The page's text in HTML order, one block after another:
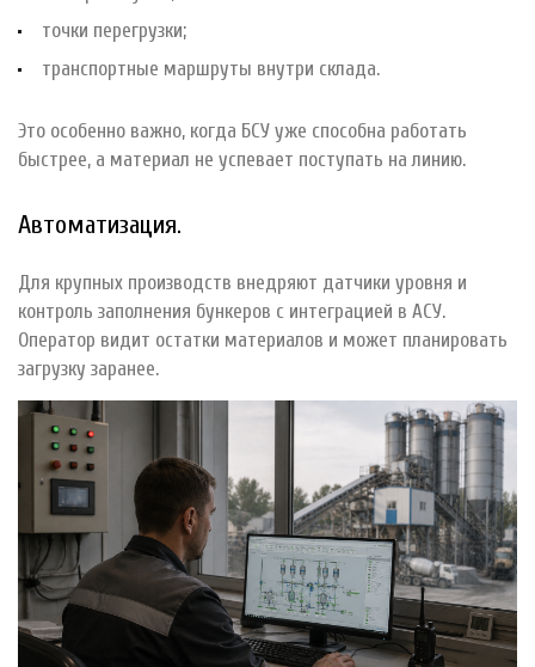
точки перегрузки;
транспортные маршруты внутри склада.
Это особенно важно, когда БСУ уже способна работать
быстрее, а материал не успевает поступать на линию.
Автоматизация.
Для крупных производств внедряют датчики уровня и
контроль заполнения бункеров с интеграцией в АСУ.
Оператор видит остатки материалов и может планировать
загрузку заранее.